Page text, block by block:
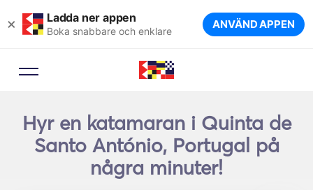
× Ladda ner appen
Boka snabbare och enklare ANVÄND APPEN
Hyr en katamaran i Quinta de
Santo António, Portugal på
några minuter!